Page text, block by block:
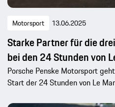
Motorsport 13.06.2025
Starke Partner für die
bei den 24 Stunden von
Porsche Penske Motorsport
Start der 24 Stunden von Le